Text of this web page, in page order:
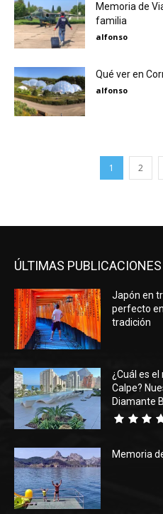
Memoria de
familia
alfonso
Qué ver en
alfonso
1 2
ÚLTIMAS PUBLICACIONES
Japón en
perfecto
tradición
¿Cuál es
Calpe?
Diamante
Memoria